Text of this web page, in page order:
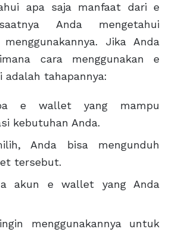
apa saja manfaat dari e
Anda mengetahui
Jika Anda
cara menggunakan e
tahapannya:
e wallet yang mampu
kebutuhan Anda.
Anda bisa mengunduh
tersebut.
akun e wallet yang Anda
menggunakannya untuk